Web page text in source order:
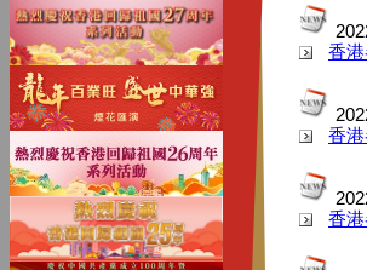
香
香
香